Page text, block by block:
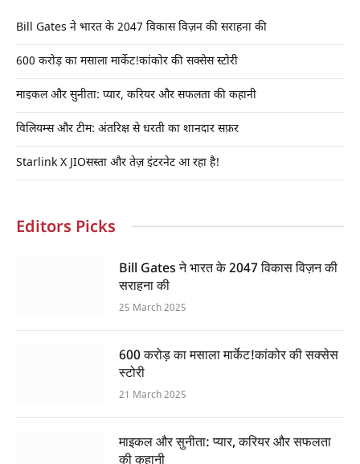
Bill Gates ने भारत के 2047 विकास विज़न की सराहना की
600 करोड़ का मसाला मार्केट!कांकोर की सक्सेस स्टोरी
माइकल और सुनीता: प्यार, करियर और सफलता की कहानी
विलियम्स और टीम: अंतरिक्ष से धरती का शानदार सफ़र
Starlink X JIOसस्ता और तेज़ इंटरनेट आ रहा है!
Editors Picks
Bill Gates ने भारत के 2047 विकास विज़न की
सराहना की
25 March 2025
600 करोड़ का मसाला मार्केट!कांकोर की सक्सेस
स्टोरी
21 March 2025
माइकल और सुनीता: प्यार, करियर और सफलता
की कहानी